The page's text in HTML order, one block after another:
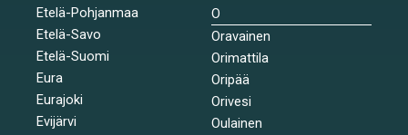
Etelä-Pohjanmaa
Etelä-Savo
Etelä-Suomi
Eura
Eurajoki
Evijärvi
O
Oravainen
Orimattila
Oripää
Orivesi
Oulainen